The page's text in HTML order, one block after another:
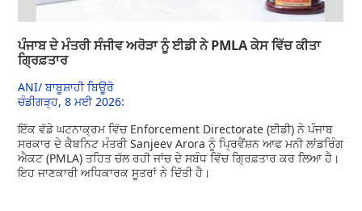
ਪੰਜਾਬ ਦੇ ਮੰਤਰੀ ਸੰਜੀਵ ਅਰੋੜਾ ਨੂੰ ਈਡੀ ਨੇ PMLA ਕੇਸ ਵਿੱਚ ਕੀਤਾ
ਗ੍ਰਿਫ਼ਤਾਰ
ANI/ ਬਾਬੂਸ਼ਾਹੀ ਬਿਊਰੋ
ਚੰਡੀਗੜ੍ਹ, 8 ਮਈ 2026:
ਇੱਕ ਵੱਡੇ ਘਟਨਾਕ੍ਰਮ ਵਿੱਚ Enforcement Directorate (ਈਡੀ) ਨੇ ਪੰਜਾਬ
ਸਰਕਾਰ ਦੇ ਕੈਬਨਿਟ ਮੰਤਰੀ Sanjeev Arora ਨੂੰ ਪ੍ਰਿਵੈਂਸ਼ਨ ਆਫ ਮਨੀ ਲਾਂਡਰਿੰਗ
ਐਕਟ (PMLA) ਤਹਿਤ ਚੱਲ ਰਹੀ ਜਾਂਚ ਦੇ ਸਬੰਧ ਵਿੱਚ ਗ੍ਰਿਫ਼ਤਾਰ ਕਰ ਲਿਆ ਹੈ।
ਇਹ ਜਾਣਕਾਰੀ ਅਧਿਕਾਰਕ ਸੂਤਰਾਂ ਨੇ ਦਿੱਤੀ ਹੈ।